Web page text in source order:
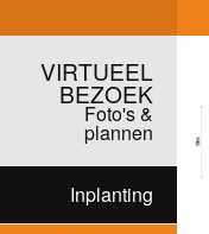
VIRTUEEL
BEZOEK
Foto's &
plannen
Inplanting